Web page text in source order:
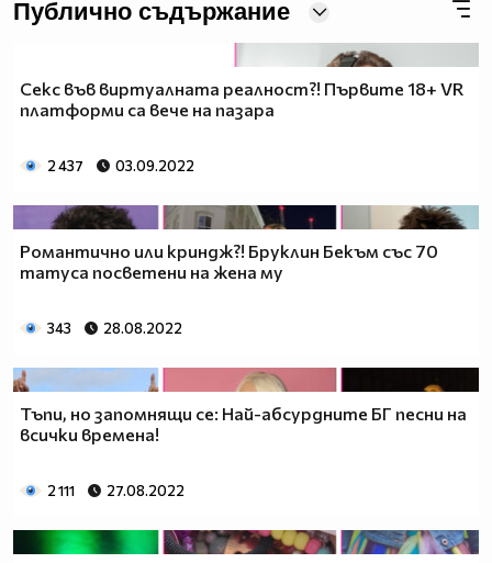
Публично съдържание
Секс във виртуалната реалност?! Първите 18+ VR
платформи са вече на пазара
2 437 03.09.2022
Романтично или криндж?! Бруклин Бекъм със 70
татуса посветени на жена му
343 28.08.2022
Тъпи, но запомнящи се: Най-абсурдните БГ песни на
всички времена!
2 111 27.08.2022